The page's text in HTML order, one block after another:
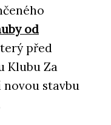
od
před
Klubu Za
novou stavbu